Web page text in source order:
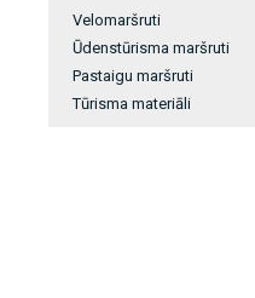
Velomaršruti
Ūdenstūrisma maršruti
Pastaigu maršruti
Tūrisma materiāli